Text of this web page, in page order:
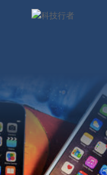
联系我们